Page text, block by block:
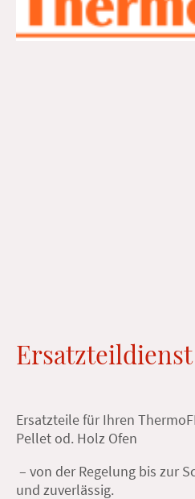
Ersatzteildienst
Ersatzteile für Ihren
Pellet od. Holz Ofen
– von der Regelung bis zur
und zuverlässig.